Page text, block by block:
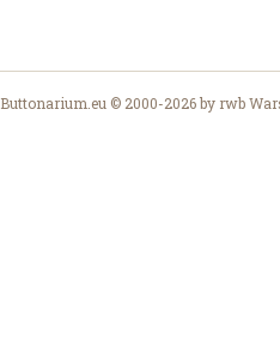
Buttonarium.eu © 2000-2026 by rwb